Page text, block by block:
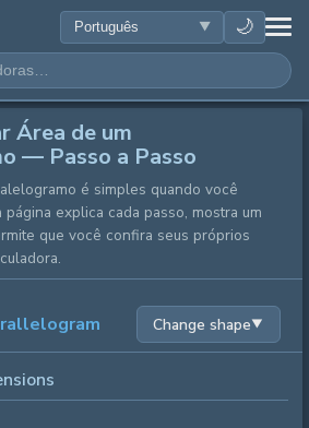
🌙
Área de um
— Passo a Passo
é simples quando você
explica cada passo, mostra um
que você confira seus próprios
Change shape▼